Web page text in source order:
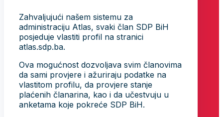
Zahvaljujući našem sistemu za
administraciju Atlas, svaki član SDP BiH
posjeduje vlastiti profil na stranici
atlas.sdp.ba.
Ova mogućnost dozvoljava svim članovima
da sami provjere i ažuriraju podatke na
vlastitom profilu, da provjere stanje
plaćenih članarina, kao i da učestvuju u
anketama koje pokreće SDP BiH.